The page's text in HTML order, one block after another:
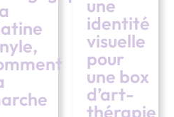
une
identité
visuelle
pour
une box
d’art-
thérapie